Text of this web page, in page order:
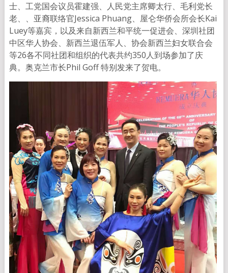
士、工党国会议员霍建强、人民党主席卿太行、毛利党长
老、、亚裔联络官Jessica Phuang、屋仑华侨会所会长Kai
Luey等嘉宾，以及来自新西兰和平统一促进会、深圳社团
中区华人协会、新西兰退伍军人、协会新西兰妇女联合会
等26各不同社团和组织的代表共约350人到场参加了庆
典。奥克兰市长Phil Goff 特别发来了贺电。